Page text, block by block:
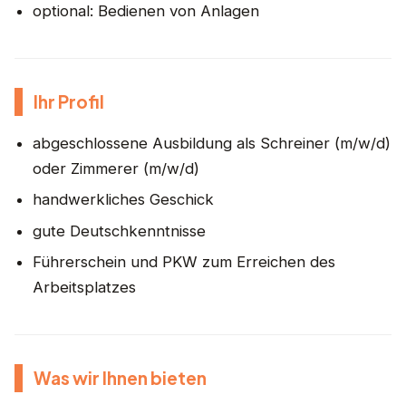
optional: Bedienen von Anlagen
Ihr Profil
abgeschlossene Ausbildung als Schreiner (m/w/d)
oder Zimmerer (m/w/d)
handwerkliches Geschick
gute Deutschkenntnisse
Führerschein und PKW zum Erreichen des
Arbeitsplatzes
Was wir Ihnen bieten